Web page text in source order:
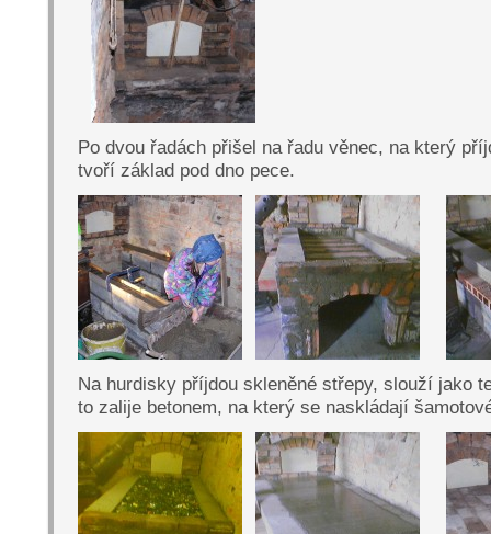
Po dvou řadách přišel na řadu věnec, na který
tvoří základ pod dno pece.
Na hurdisky příjdou skleněné střepy, slouží jako
to zalije betonem, na který se naskládají